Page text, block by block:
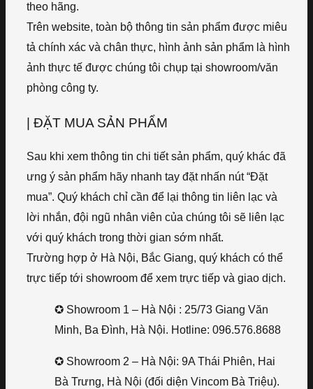
theo hãng.
Trên website, toàn bộ thông tin sản phẩm được miêu
tả chính xác và chân thực, hình ảnh sản phẩm là hình
ảnh thực tế được chúng tôi chụp tại showroom/văn
phòng công ty.
| ĐẶT MUA SẢN PHẨM
Sau khi xem thông tin chi tiết sản phẩm, quý khác đã
ưng ý sản phẩm hãy nhanh tay đặt nhấn nút “Đặt
mua”. Quý khách chỉ cần để lại thông tin liên lạc và
lời nhắn, đội ngũ nhân viên của chúng tôi sẽ liên lạc
với quý khách trong thời gian sớm nhất.
Trường hợp ở Hà Nội, Bắc Giang, quý khách có thể
trực tiếp tới showroom để xem trực tiếp và giao dịch.
✪ Showroom 1 – Hà Nội : 25/73 Giang Văn
Minh, Ba Đình, Hà Nội. Hotline: 096.576.8688
✪ Showroom 2 – Hà Nội: 9A Thái Phiên, Hai
Bà Trưng, Hà Nội (đối diện Vincom Bà Triệu).